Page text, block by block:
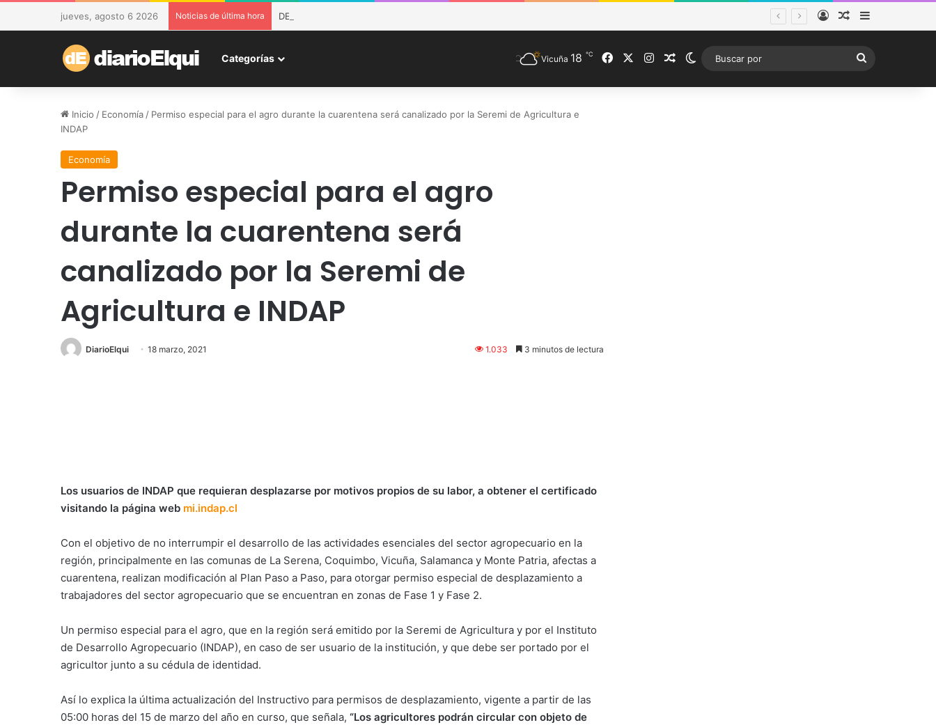
jueves, agosto 6 2026 Noticias de última hora DESAM de Vicuña fortalece preparación de las postas rurales ante intenso sistema frontal AccesoPublicación al
Barra lateral
Categorías Vicuña 18 ℃ FacebookInstagramPublicación al azar
Switch skin
Buscar
Inicio / Economía / Permiso especial para el agro durante la cuarentena será canalizado por la Seremi de Agricultura e
INDAP
Economía
Permiso especial para el agro
durante la cuarentena será
canalizado por la Seremi de
Agricultura e INDAP
DiarioElqui 18 marzo, 2021 1.033 3 minutos de lectura
Los usuarios de INDAP que requieran desplazarse por motivos propios de su labor, a obtener el certificado
visitando la página web mi.indap.cl
Con el objetivo de no interrumpir el desarrollo de las actividades esenciales del sector agropecuario en la
región, principalmente en las comunas de La Serena, Coquimbo, Vicuña, Salamanca y Monte Patria, afectas a
cuarentena, realizan modificación al Plan Paso a Paso, para otorgar permiso especial de desplazamiento a
trabajadores del sector agropecuario que se encuentran en zonas de Fase 1 y Fase 2.
Un permiso especial para el agro, que en la región será emitido por la Seremi de Agricultura y por el Instituto
de Desarrollo Agropecuario (INDAP), en caso de ser usuario de la institución, y que debe ser portado por el
agricultor junto a su cédula de identidad.
Así lo explica la última actualización del Instructivo para permisos de desplazamiento, vigente a partir de las
05:00 horas del 15 de marzo del año en curso, que señala, “Los agricultores podrán circular con objeto de